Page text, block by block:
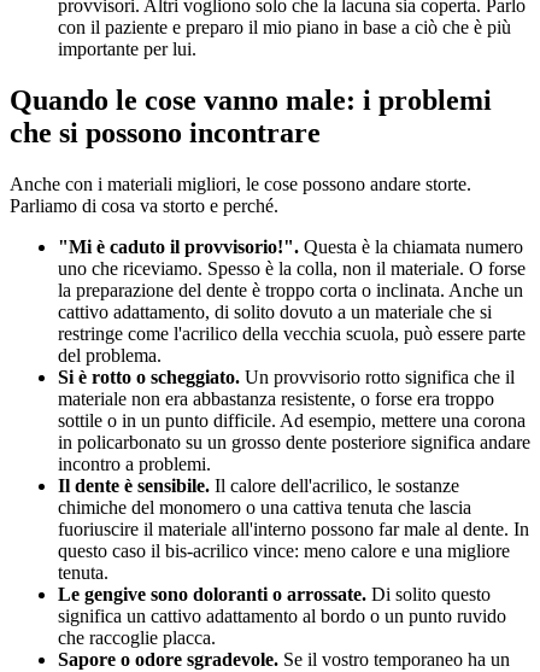
provvisori. Altri vogliono solo che la lacuna sia coperta. Parlo
con il paziente e preparo il mio piano in base a ciò che è più
importante per lui.
Quando le cose vanno male: i problemi
che si possono incontrare
Anche con i materiali migliori, le cose possono andare storte.
Parliamo di cosa va storto e perché.
"Mi è caduto il provvisorio!". Questa è la chiamata numero
uno che riceviamo. Spesso è la colla, non il materiale. O forse
la preparazione del dente è troppo corta o inclinata. Anche un
cattivo adattamento, di solito dovuto a un materiale che si
restringe come l'acrilico della vecchia scuola, può essere parte
del problema.
Si è rotto o scheggiato. Un provvisorio rotto significa che il
materiale non era abbastanza resistente, o forse era troppo
sottile o in un punto difficile. Ad esempio, mettere una corona
in policarbonato su un grosso dente posteriore significa andare
incontro a problemi.
Il dente è sensibile. Il calore dell'acrilico, le sostanze
chimiche del monomero o una cattiva tenuta che lascia
fuoriuscire il materiale all'interno possono far male al dente. In
questo caso il bis-acrilico vince: meno calore e una migliore
tenuta.
Le gengive sono doloranti o arrossate. Di solito questo
significa un cattivo adattamento al bordo o un punto ruvido
che raccoglie placca.
Sapore o odore sgradevole. Se il vostro temporaneo ha un